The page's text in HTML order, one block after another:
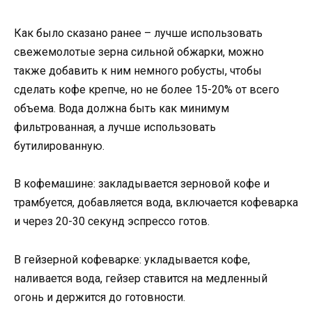
Как было сказано ранее – лучше использовать
свежемолотые зерна сильной обжарки, можно
также добавить к ним немного робусты, чтобы
сделать кофе крепче, но не более 15-20% от всего
объема. Вода должна быть как минимум
фильтрованная, а лучше использовать
бутилированную.
В кофемашине: закладывается зерновой кофе и
трамбуется, добавляется вода, включается кофеварка
и через 20-30 секунд эспрессо готов.
В гейзерной кофеварке: укладывается кофе,
наливается вода, гейзер ставится на медленный
огонь и держится до готовности.